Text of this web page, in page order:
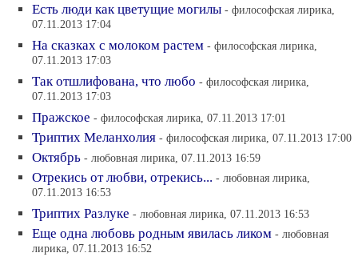
Есть люди как цветущие могилы - философская лирика,
07.11.2013 17:04
На сказках с молоком растем - философская лирика,
07.11.2013 17:03
Так отшлифована, что любо - философская лирика,
07.11.2013 17:03
Пражское - философская лирика, 07.11.2013 17:01
Триптих Меланхолия - философская лирика, 07.11.2013 17:00
Октябрь - любовная лирика, 07.11.2013 16:59
Отрекись от любви, отрекись... - любовная лирика,
07.11.2013 16:53
Триптих Разлуке - любовная лирика, 07.11.2013 16:53
Еще одна любовь родным явилась ликом - любовная
лирика, 07.11.2013 16:52